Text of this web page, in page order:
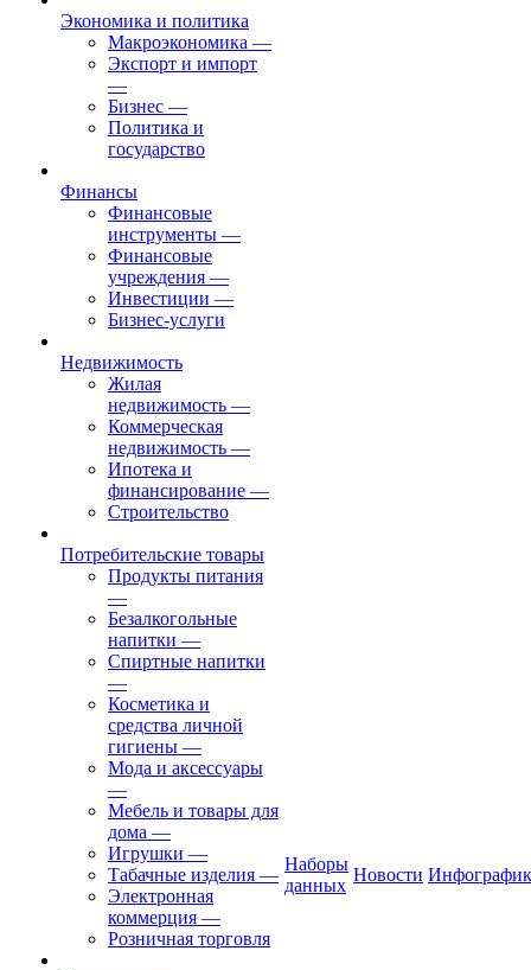
Экономика и политика
Макроэкономика —
Экспорт и импорт
—
Бизнес —
Политика и
государство
Финансы
Финансовые
инструменты —
Финансовые
учреждения —
Инвестиции —
Бизнес-услуги
Недвижимость
Жилая
недвижимость —
Коммерческая
недвижимость —
Ипотека и
финансирование —
Строительство
Потребительские товары
Продукты питания
—
Безалкогольные
напитки —
Спиртные напитки
—
Косметика и
средства личной
гигиены —
Мода и аксессуары
—
Мебель и товары для
дома —
Игрушки —
Табачные изделия —
Электронная
коммерция —
Розничная торговля
Наборы
данных
Новости